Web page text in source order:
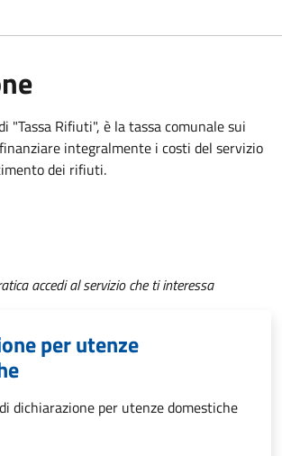
"Tassa Rifiuti", è la tassa comunale sui
integralmente i costi del servizio
dei rifiuti.
accedi al servizio che ti interessa
per utenze
dichiarazione per utenze domestiche